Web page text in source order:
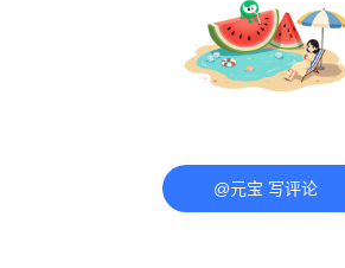
@元宝 写评论